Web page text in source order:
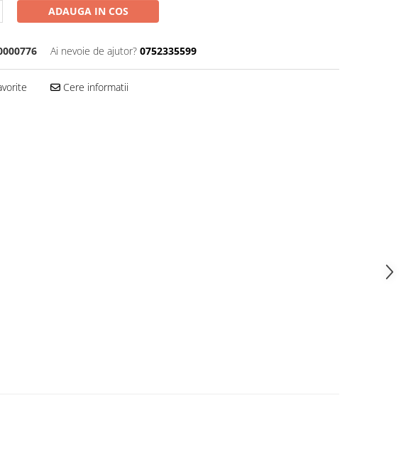
ADAUGA IN COS
Ai nevoie de ajutor? 0752335599
Cere informatii